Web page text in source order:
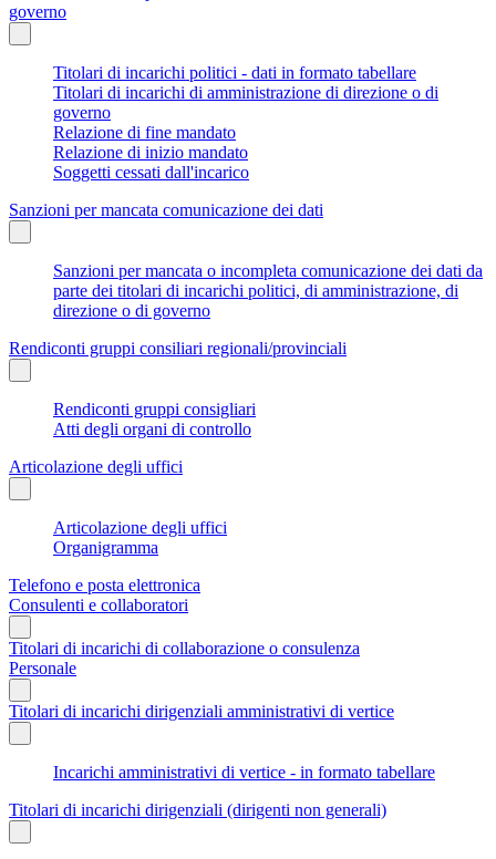
governo
Titolari di incarichi politici - dati in formato tabellare
Titolari di incarichi di amministrazione di direzione o di
governo
Relazione di fine mandato
Relazione di inizio mandato
Soggetti cessati dall'incarico
Sanzioni per mancata comunicazione dei dati
Sanzioni per mancata o incompleta comunicazione dei dati da
parte dei titolari di incarichi politici, di amministrazione, di
direzione o di governo
Rendiconti gruppi consiliari regionali/provinciali
Rendiconti gruppi consigliari
Atti degli organi di controllo
Articolazione degli uffici
Articolazione degli uffici
Organigramma
Telefono e posta elettronica
Consulenti e collaboratori
Titolari di incarichi di collaborazione o consulenza
Personale
Titolari di incarichi dirigenziali amministrativi di vertice
Incarichi amministrativi di vertice - in formato tabellare
Titolari di incarichi dirigenziali (dirigenti non generali)